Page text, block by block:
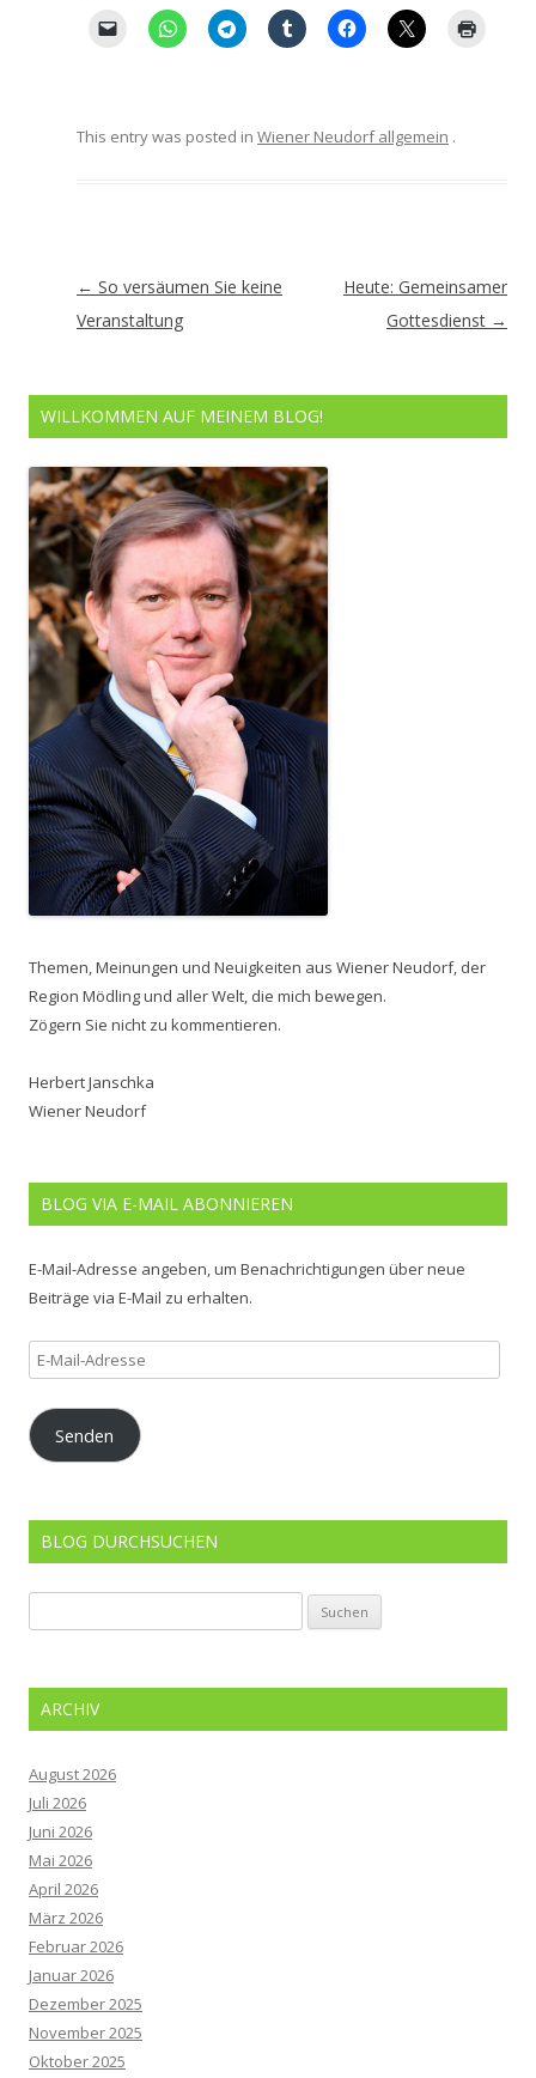
This entry was posted in Wiener Neudorf allgemein .
Artikel-
Navigation
← So versäumen Sie keine
Veranstaltung
Heute: Gemeinsamer
Gottesdienst →
WILLKOMMEN AUF MEINEM BLOG!
Themen, Meinungen und Neuigkeiten aus Wiener Neudorf, der
Region Mödling und aller Welt, die mich bewegen.
Zögern Sie nicht zu kommentieren.
Herbert Janschka
Wiener Neudorf
BLOG VIA E-MAIL ABONNIEREN
E-Mail-Adresse angeben, um Benachrichtigungen über neue
Beiträge via E-Mail zu erhalten.
E-
Mail-
Adresse
Senden
BLOG DURCHSUCHEN
nach:
ARCHIV
August 2026
Juli 2026
Juni 2026
Mai 2026
April 2026
März 2026
Februar 2026
Januar 2026
Dezember 2025
November 2025
Oktober 2025